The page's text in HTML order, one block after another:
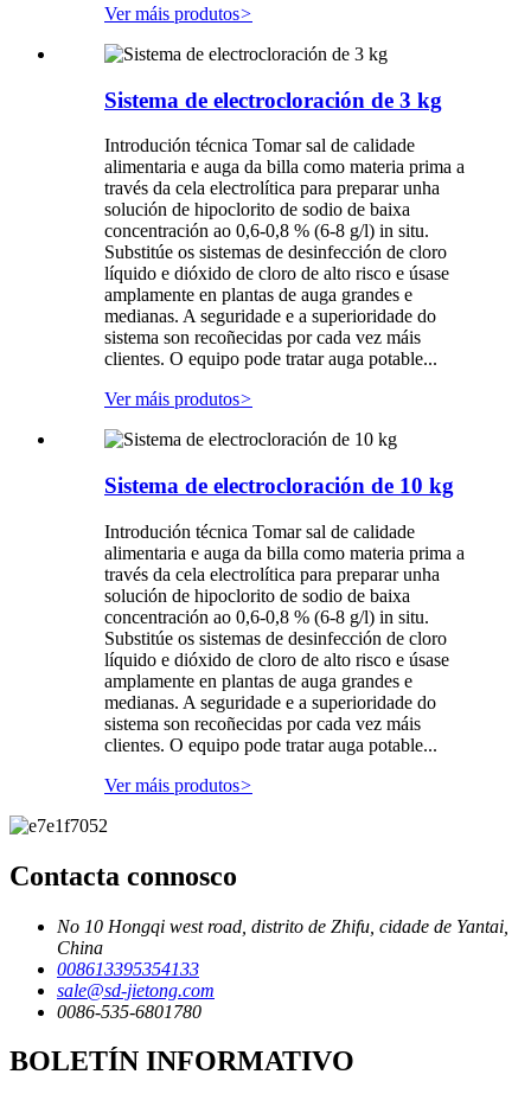
Ver máis produtos>
Sistema de electrocloración de 3 kg
Introdución técnica Tomar sal de calidade
alimentaria e auga da billa como materia prima a
través da cela electrolítica para preparar unha
solución de hipoclorito de sodio de baixa
concentración ao 0,6-0,8 % (6-8 g/l) in situ.
Substitúe os sistemas de desinfección de cloro
líquido e dióxido de cloro de alto risco e úsase
amplamente en plantas de auga grandes e
medianas. A seguridade e a superioridade do
sistema son recoñecidas por cada vez máis
clientes. O equipo pode tratar auga potable...
Ver máis produtos>
Sistema de electrocloración de 10 kg
Introdución técnica Tomar sal de calidade
alimentaria e auga da billa como materia prima a
través da cela electrolítica para preparar unha
solución de hipoclorito de sodio de baixa
concentración ao 0,6-0,8 % (6-8 g/l) in situ.
Substitúe os sistemas de desinfección de cloro
líquido e dióxido de cloro de alto risco e úsase
amplamente en plantas de auga grandes e
medianas. A seguridade e a superioridade do
sistema son recoñecidas por cada vez máis
clientes. O equipo pode tratar auga potable...
Ver máis produtos>
Contacta connosco
No 10 Hongqi west road, distrito de Zhifu, cidade de Yantai,
China
008613395354133
sale@sd-jietong.com
0086-535-6801780
BOLETÍN INFORMATIVO